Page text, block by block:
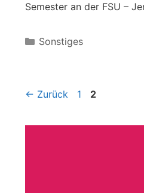
Semester an der FSU –
Kategorien
Sonstiges
← Zurück Seite
1 Seite
2